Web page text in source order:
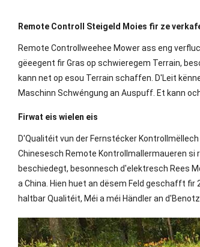
Remote Controll Steigeld Moies fir ze
Remote Controllweehee Mower ass eng
gëeegent fir Gras op schwieregem Terrain,
kann net op esou Terrain schaffen. D'Leit
Maschinn Schwéngung an Auspuff. Et kann
Firwat eis wielen eis
D'Qualitéit vun der Fernstécker
Chinesesch Remote Kontrollmallermaueren si
beschiedegt, besonnesch d'elektresch Rees
a China. Hien huet an dësem Feld geschafft
haltbar Qualitéit, Méi a méi Händler an